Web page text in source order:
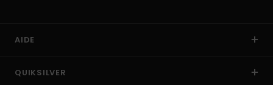
AIDE
QUIKSILVER